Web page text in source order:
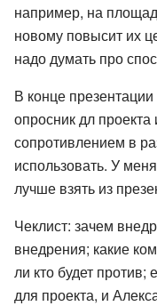
например, на
новому повысит их
надо думать про
В конце
опросник дл
сопротивлением в
использовать. У
лучше взять из
Чеклист: зачем
внедрения; какие
ли кто будет против;
для проекта, и